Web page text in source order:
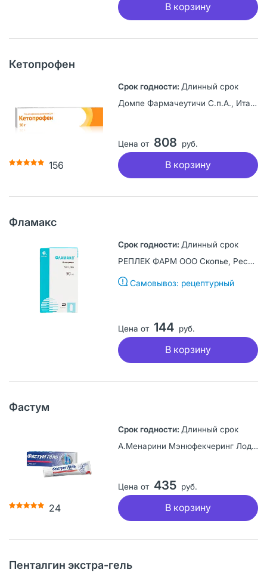
В корзину
Кетопрофен
156
Длинный срок
Домпе Фармачеутичи С.п.А., Италия
Цена от 808 руб.
В корзину
Фламакс
Длинный срок
РЕПЛЕК ФАРМ ООО Скопье, Республика Северная Македония
Самовывоз: рецептурный
Цена от 144 руб.
В корзину
Фастум
24
Длинный срок
А.Менарини Мэнюфекчеринг Лоджистикс энд Сервисиз С, Италия
Цена от 435 руб.
В корзину
Пенталгин экстра-гель